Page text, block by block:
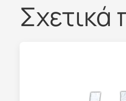
Σχετικά